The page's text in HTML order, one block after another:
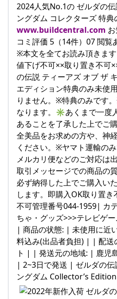
2024人気No.1の ゼルダの
ングダム コレクターズ 特典
www.buildcentral.com
コミ評価 5（14件）07 閲覧
※本文を全てお読み頂きま
値下げ不可××取り置き不可
の伝説 ティーアズ オブ ザ
エディション特典のみ未使
りません。※特典のみです
なります。✳︎あくまで一度
あることを了承した上でご
全美品をお求めの方や、神
ください。※ヤマト運輸の
メルカリ便などのご対応は
取引メッセージでの商品の
必ず納得した上でご購入い
します。即購入OK取り置
不可管理番号044-1959| カ
ちゃ・グッズ>>>テレビ
| 商品の状態: | 未使用に近
料込み(出品者負担) | | 配送
ト | | 発送元の地域: | 鹿児
| 2~3日で発送 | ゼルダの伝
ングダム Collector’s Edition